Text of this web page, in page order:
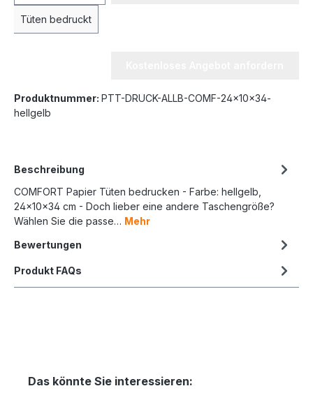
Tüten bedruckt
Produktnummer: PTT-DRUCK-ALLB-COMF-24x10x34-
hellgelb
Beschreibung
COMFORT Papier Tüten bedrucken - Farbe: hellgelb,
24x10x34 cm - Doch lieber eine andere Taschengröße?
Wählen Sie die passe… Mehr
Bewertungen
Produkt FAQs
Das könnte Sie interessieren: